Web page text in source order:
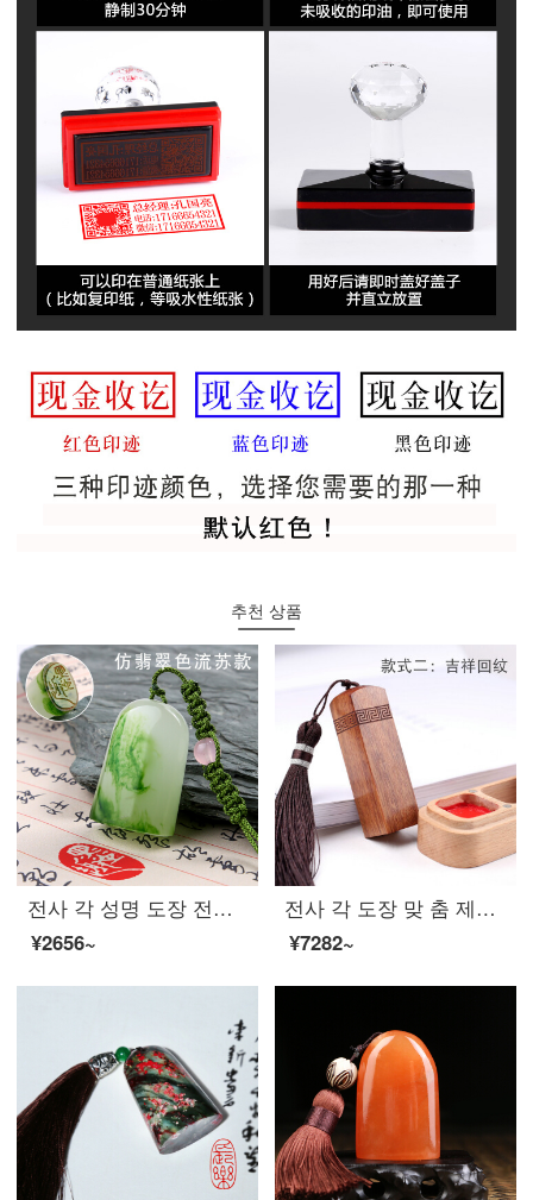
추천 상품
전사 각 성명 도장 전각 맞 춤 제작 개인 경필 서 예 인장 수 형 각인 어린이 이름 장서 개인 날인 제작 인명 교사 학생 도장 모방 비취 색 수술 금
¥2656~
전사 각 도장 맞 춤 제작 어린이 성명 글자 장 서 예 서화 장 개인 이름 서명 전각 단목 휴대용 인장 상자 나무 도장 디자인 2
¥7282~